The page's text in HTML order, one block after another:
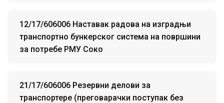
12/17/606006 Наставак радова на изградњи
транспортно бункерског система на површини
за потребе РМУ Соко
21/17/606006 Резервни делови за
транспортере (преговарачки поступак без